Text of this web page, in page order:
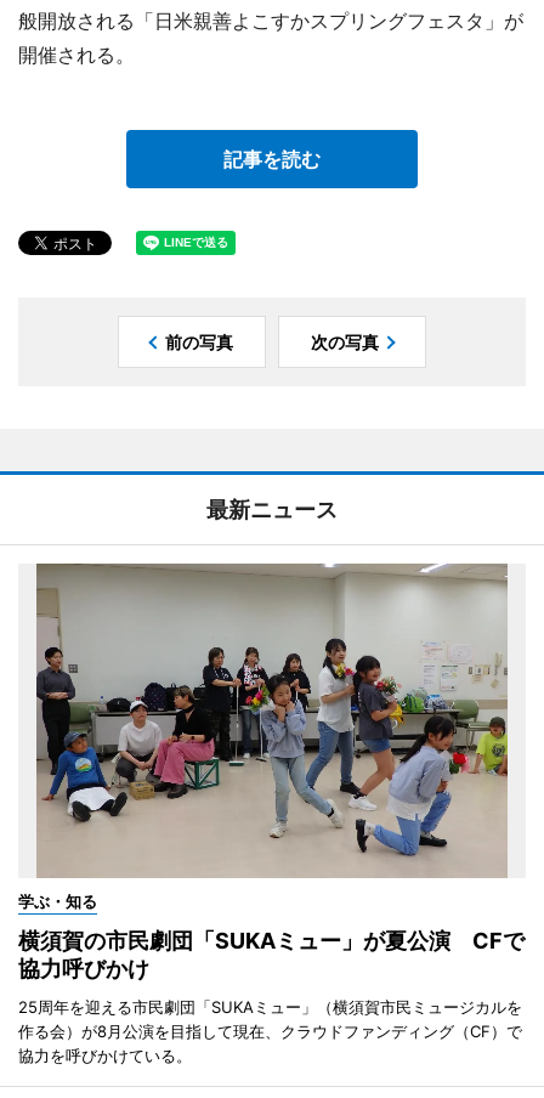
般開放される「日米親善よこすかスプリングフェスタ」が
開催される。
記事を読む
前の写真 次の写真
最新ニュース
学ぶ・知る
横須賀の市民劇団「SUKAミュー」が夏公演 CFで
協力呼びかけ
25周年を迎える市民劇団「SUKAミュー」（横須賀市民ミュージカルを
作る会）が8月公演を目指して現在、クラウドファンディング（CF）で
協力を呼びかけている。